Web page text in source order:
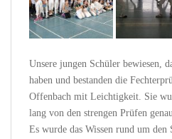
Unsere jungen Schüler bewiesen,
haben und bestanden die
Offenbach mit Leichtigkeit. Sie
lang von den strengen Prüfen
Es wurde das Wissen rund um den